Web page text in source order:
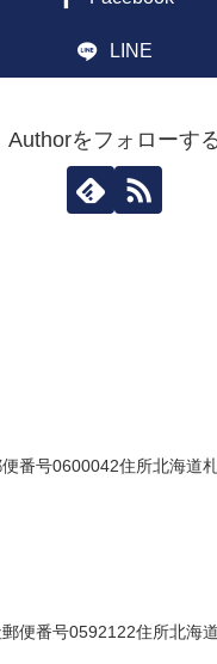
LINE
Authorをフォローす
番号0600042住所北海
便番号0592122住所北